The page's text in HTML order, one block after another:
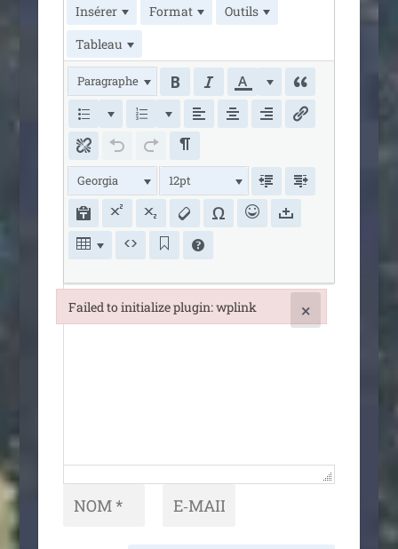
Insérer Format
Outils
Tableau
Paragraphe
Georgia 12pt
Failed to initialize plugin: wplink ×
Failed to initialize plugin: wplink